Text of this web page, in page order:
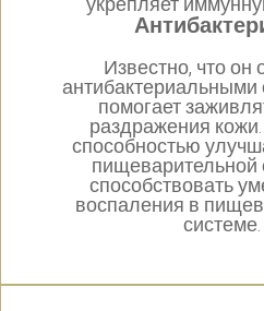
Известно, что он
антибактериальными
помогает
раздражения
способностью
пищеварительной
способствовать
воспаления в
системе.